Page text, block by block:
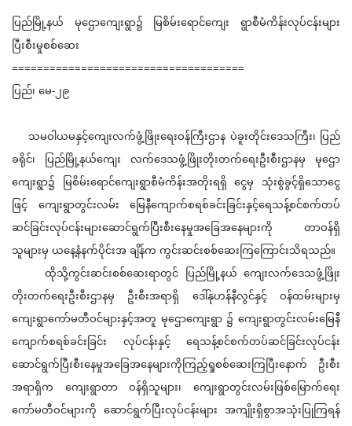
ပြည်မြို့နယ် မုဌောကျေးရွာ၌ မြစိမ်းရောင်ကျေး ရွာစီမံကိန်းလုပ်ငန်းများ
ပြီးစီးမှုစစ်ဆေး
=====================================
ပြည်၊ မေ-၂၉
သမဝါယမနှင့်ကျေးလက်ဖွံ့ဖြိုးရေးဝန်ကြီးဌာန ပဲခူးတိုင်းဒေသကြီး၊ ပြည်
ခရိုင်၊ ပြည်မြို့နယ်ကျေး လက်ဒေသဖွံ့ဖြိုးတိုးတက်ရေးဦးစီးဌာနမှ မုဌော
ကျေးရွာ၌ မြစိမ်းရောင်ကျေးရွာစီမံကိန်းအတိုးရရှိ ငွေမှ သုံးစွဲခွင့်ရှိသောငွေ
ဖြင့် ကျေးရွာတွင်းလမ်း ‌မြေနီကျောက်စရစ်ခင်းခြင်းနှင့်ရေသန့်စင်စက်တပ်
ဆင်ခြင်းလုပ်ငန်းများဆောင်ရွက်ပြီးစီးနေမှုအခြေအနေများကို တာဝန်ရှိ
သူများမှ ယနေ့နံနက်ပိုင်းအ ချိန်က ကွင်းဆင်းစစ်ဆေးကြကြောင်းသိရသည်။
ထိုသို့ကွင်းဆင်းစစ်ဆေးရာတွင် ပြည်မြို့နယ် ကျေးလက်ဒေသဖွံ့ဖြိုး
တိုးတက်ရေးဦးစီးဌာနမှ ဦးစီးအရာရှိ ဒေါ်နုဟန်နီလွင်နှင့် ဝန်ထမ်းများမှ
ကျေးရွာကော်မတီဝင်များနှင့်အတူ မုဌောကျေးရွာ ၌ ကျေးရွာတွင်းလမ်းမြေနီ
ကျောက်စရစ်ခင်းခြင်း လုပ်ငန်းနှင့် ရေသန့်စင်စက်တပ်ဆင်ခြင်းလုပ်ငန်း
ဆောင်ရွက်ပြီးစီးနေမှုအခြေအနေများကိုကြည့်ရှုစစ်ဆေးကြပြီးနောက် ဦးစီး
အရာရှိက ကျေးရွာတာ ဝန်ရှိသူများ၊ ကျေးရွာတွင်းလမ်းဖြစ်မြောက်ရေး
ကော်မတီဝင်များကို ဆောင်ရွက်ပြီးလုပ်ငန်းများ အကျိုးရှိစွာအသုံးပြုကြရန်